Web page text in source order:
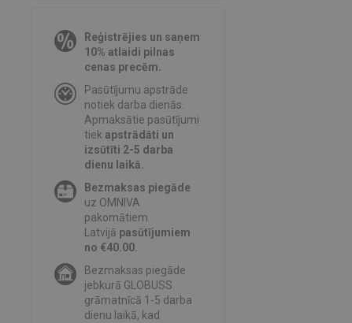
Reģistrējies un saņem
10% atlaidi pilnas
cenas precēm.
Pasūtījumu apstrāde
notiek darba dienās.
Apmaksātie pasūtījumi
tiekapstrādāti un
izsūtīti 2-5 darba
dienu laikā.
Bezmaksas piegāde
uz OMNIVA
pakomātiem
Latvijā pasūtījumiem
no €40.00.
Bezmaksas piegāde
jebkurā GLOBUSS
grāmatnīcā 1-5 darba
dienu laikā, kad